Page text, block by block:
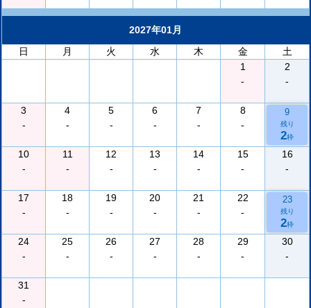
2027年01月
日
月 火 水 木 金
土
1
-
2
-
3
-
4
-
5
-
6
-
7
-
8
-
9
残り
2枠
10
-
11
-
12
-
13
-
14
-
15
-
16
-
17
-
18
-
19
-
20
-
21
-
22
-
23
残り
2枠
24
-
25
-
26
-
27
-
28
-
29
-
30
-
31
-